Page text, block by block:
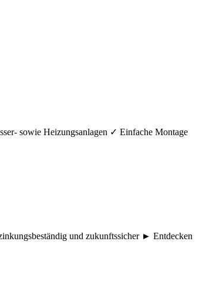
sowie Heizungsanlagen ✓ Einfache Montage
und zukunftssicher ► Entdecken